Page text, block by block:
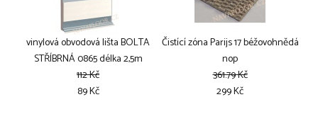
vinylová obvodová lišta BOLTA
STŘÍBRNÁ 0865 délka 2,5m
112 Kč
89 Kč
Čistící zóna Parijs 17 béžovohnědá
nop
361.79 Kč
299 Kč